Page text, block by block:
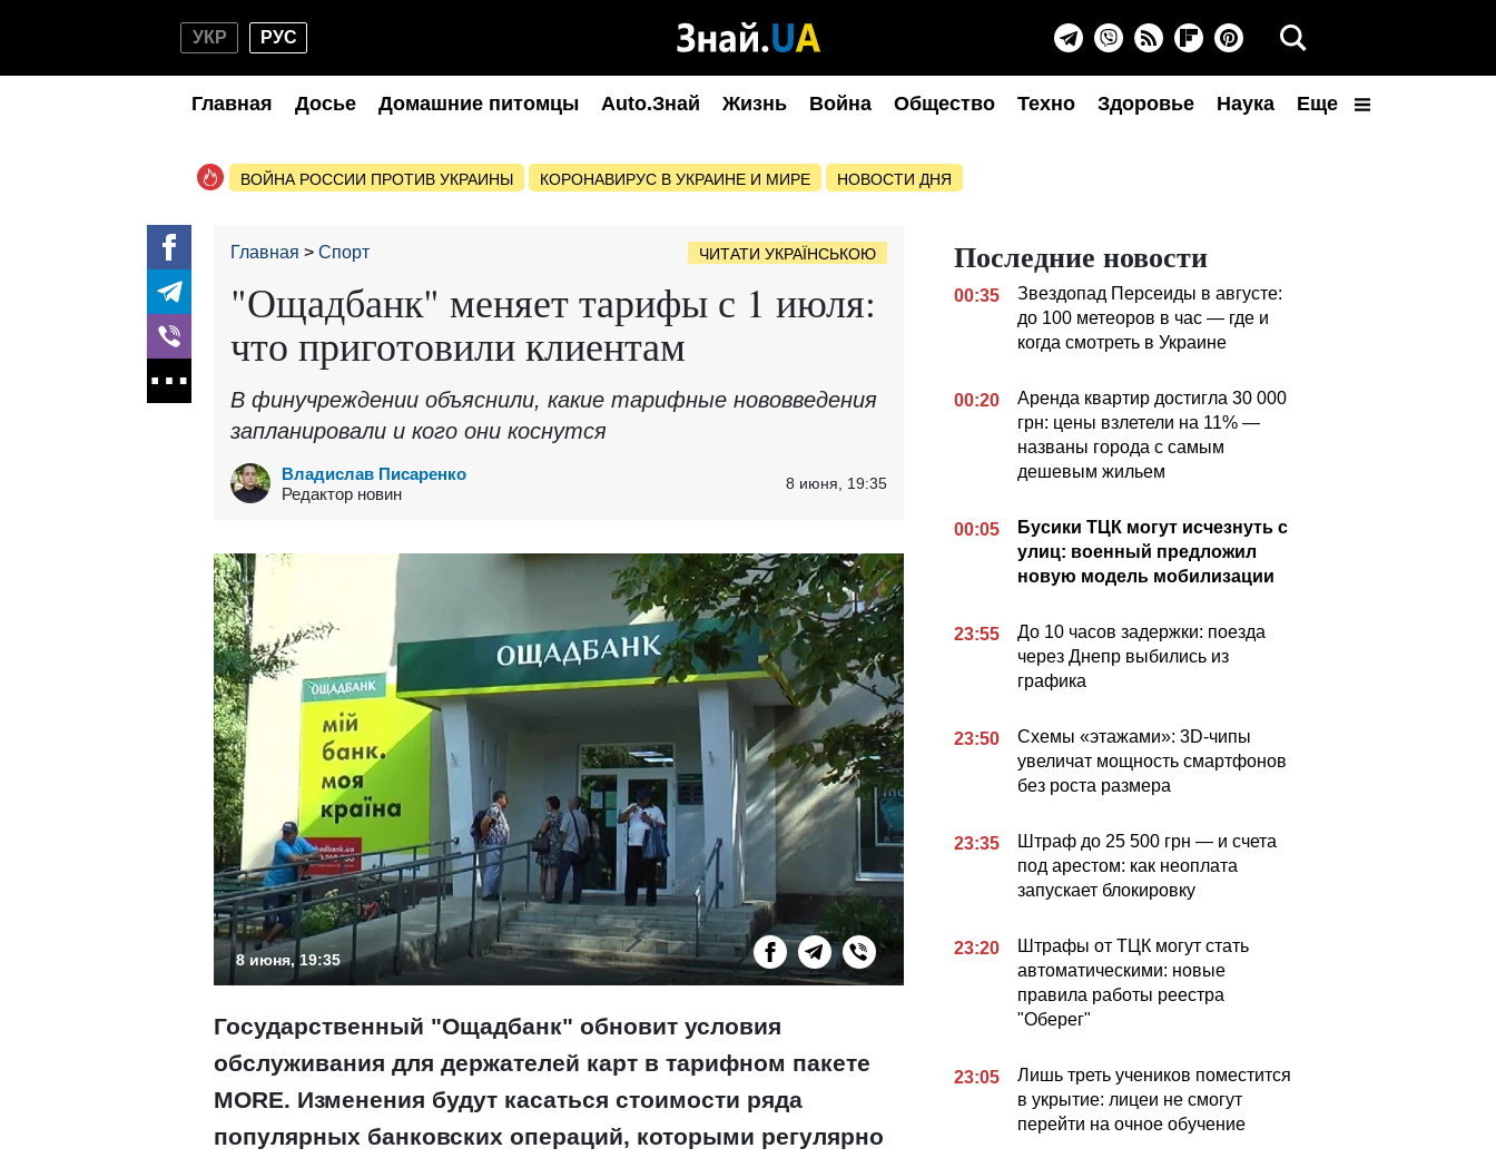
УКР РУС
Главная Досье Домашние питомцы Auto.Знай Жизнь Война Общество Техно Здоровье Наука Еще
ВОЙНА РОССИИ ПРОТИВ УКРАИНЫ КОРОНАВИРУС В УКРАИНЕ И МИРЕ НОВОСТИ ДНЯ
Главная Спорт ЧИТАТИ УКРАЇНСЬКОЮ
"Ощадбанк" меняет тарифы с 1 июля:
что приготовили клиентам
В финучреждении объяснили, какие тарифные нововведения
запланировали и кого они коснутся
Владислав Писаренко
Редактор новин
8 июня, 19:35
8 июня, 19:35
Государственный "Ощадбанк" обновит условия
обслуживания для держателей карт в тарифном пакете
MORE. Изменения будут касаться стоимости ряда
популярных банковских операций, которыми регулярно
Последние новости
00:35
Звездопад Персеиды в августе:
до 100 метеоров в час — где и
когда смотреть в Украине
00:20
Аренда квартир достигла 30 000
грн: цены взлетели на 11% —
названы города с самым
дешевым жильем
00:05
Бусики ТЦК могут исчезнуть с
улиц: военный предложил
новую модель мобилизации
23:55
До 10 часов задержки: поезда
через Днепр выбились из
графика
23:50
Схемы «этажами»: 3D-чипы
увеличат мощность смартфонов
без роста размера
23:35
Штраф до 25 500 грн — и счета
под арестом: как неоплата
запускает блокировку
23:20
Штрафы от ТЦК могут стать
автоматическими: новые
правила работы реестра
"Оберег"
23:05
Лишь треть учеников поместится
в укрытие: лицеи не смогут
перейти на очное обучение